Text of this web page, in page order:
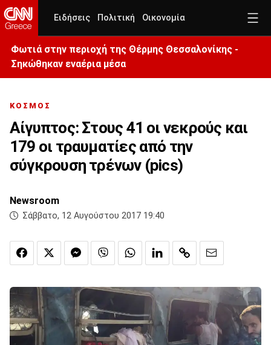
Ειδήσεις Πολιτική Οικονομία
Φωτιά στην περιοχή της Θέρμης Θεσσαλονίκης -
Σηκώθηκαν εναέρια μέσα
ΚΟΣΜΟΣ
Αίγυπτος: Στους 41 οι νεκρούς και
179 οι τραυματίες από την
σύγκρουση τρένων (pics)
Newsroom
Σάββατο, 12 Αυγούστου 2017 19:40